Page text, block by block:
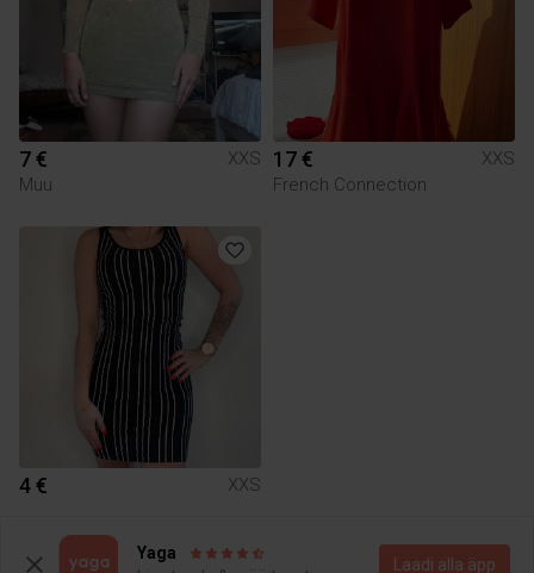
7 €
XXS
Muu
17 €
XXS
French Connection
4 € XXS
Yaga pealehele
Yaga
Laadi alla äpp